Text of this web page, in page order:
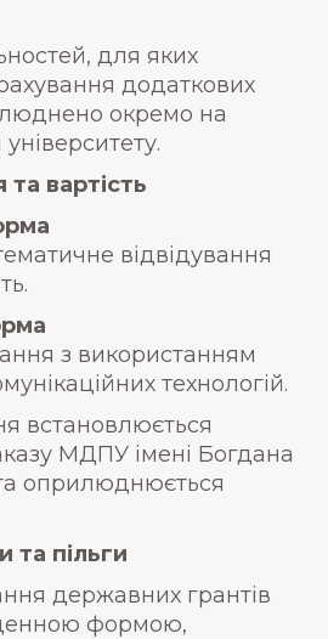
для яких
додаткових
окремо на
вартість
відвідування
з використанням
технологій.
встановлюється
МДПУ імені Богдана
оприлюднюється
та пільги
державних грантів
формою,